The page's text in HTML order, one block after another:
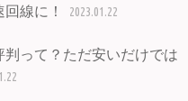
回線に！
2023.01.22
判って？ただ安いだけでは